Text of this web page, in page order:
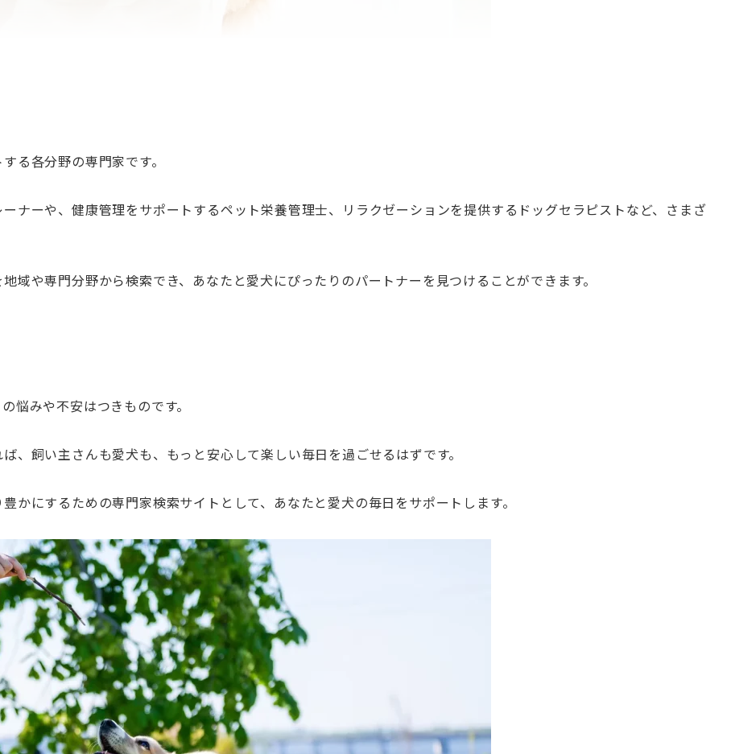
る各分野の専門家です。
ナーや、健康管理をサポートするペット栄養管理士、リラクゼーションを提供するドッグセラピストなど、さまざ
域や専門分野から検索でき、あなたと愛犬にぴったりのパートナーを見つけることができます。
悩みや不安はつきものです。
、飼い主さんも愛犬も、もっと安心して楽しい毎日を過ごせるはずです。
かにするための専門家検索サイトとして、あなたと愛犬の毎日をサポートします。